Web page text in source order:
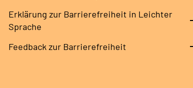
Erklärung zur Barrierefreiheit in Leichter
Sprache
Feedback zur Barrierefreiheit